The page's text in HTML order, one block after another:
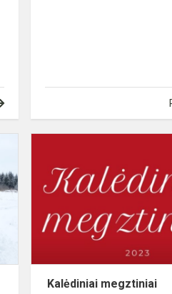
miške:
gyvūnų
pėdsakai
Kalėdiniai megztiniai